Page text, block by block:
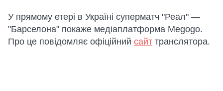
У прямому етері в Україні суперматч "Реал" —
"Барселона" покаже медіаплатформа Megogo.
Про це повідомляє офіційний сайт транслятора.